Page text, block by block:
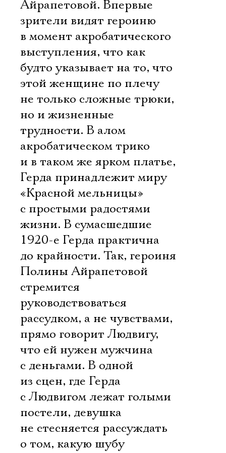
Айрапетовой. Впервые
зрители видят героиню
в момент акробатического
выступления, что как
будто указывает на то, что
этой женщине по плечу
не только сложные трюки,
но и жизненные
трудности. В алом
акробатическом трико
и в таком же ярком платье,
Герда принадлежит миру
«Красной мельницы»
с простыми радостями
жизни. В сумасшедшие
1920-е Герда практична
до крайности. Так, героиня
Полины Айрапетовой
стремится
руководствоваться
рассудком, а не чувствами,
прямо говорит Людвигу,
что ей нужен мужчина
с деньгами. В одной
из сцен, где Герда
с Людвигом лежат голыми
постели, девушка
не стесняется рассуждать
о том, какую шубу